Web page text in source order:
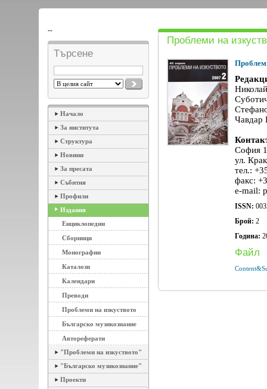
--
Търсене
Начало
За института
Структура
Новини
За пресата
Събития
Профили
Издания
Енциклопедии
Сборници
Монографии
Каталози
Календари
Преводи
Проблеми на изкуството
Българско музикознание
Автореферати
"Проблеми на изкуството"
"Българско музикознание"
Проекти
Проблеми на
Чавдар
София
ул.
тел.:
факс:
e-mail:
ISSN:
Брой: 2
Година:
Файл